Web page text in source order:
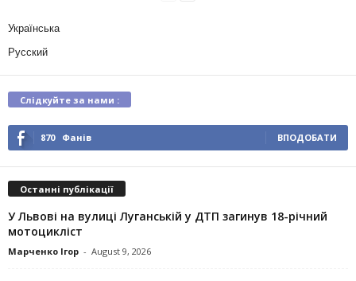
Українська
Русский
Слідкуйте за нами :
870 Фанів ВПОДОБАТИ
Останні публікації
У Львові на вулиці Луганській у ДТП загинув 18-річний
мотоцикліст
Марченко Ігор - August 9, 2026